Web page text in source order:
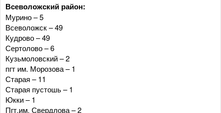
Всеволожский район:
Мурино – 5
Всеволожск – 49
Кудрово – 49
Сертолово – 6
Кузьмоловский – 2
пгт им. Морозова – 1
Старая – 11
Старая пустошь – 1
Юкки – 1
Пгт.им. Свердлова – 2